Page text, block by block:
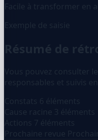
Facile à transformer en
Exemple de saisie
Résumé de
Vous pouvez consulter
responsables et suivis
Constats
6 éléments
Cause racine
3 éléments
7 éléments
Prochaine revue